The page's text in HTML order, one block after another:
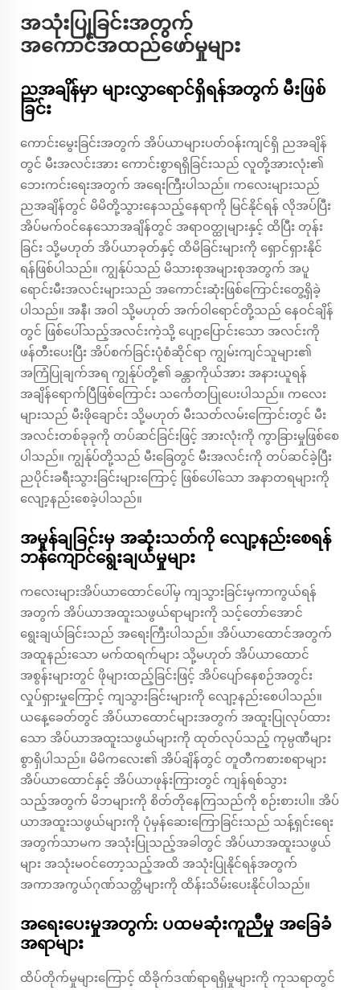
အသုံးပြုခြင်းအတွက်
အကောင်အထည်ဖော်မှုများ
ညအချိန်မှာ များလွှာရောင်ရှိရန်အတွက် မီးဖြစ်
ခြင်း
ကောင်းမွေးခြင်းအတွက် အိပ်ယာများပတ်ဝန်းကျင်ရှိ ညအချိန်
တွင် မီးအလင်းအား ကောင်းစွာရရှိခြင်းသည် လူတို့အားလုံး၏
ဘေးကင်းရေးအတွက် အရေးကြီးပါသည်။ ကလေးများသည်
ညအချိန်တွင် မိမိတို့သွားနေသည့်နေရာကို မြင်နိုင်ရန် လိုအပ်ပြီး
အိပ်မက်ဝင်နေသောအချိန်တွင် အရာဝတ္ထုများနှင့် ထိပြီး တုန်း
ခြင်း သို့မဟုတ် အိပ်ယာခုတ်နှင့် ထိမိခြင်းများကို ရှောင်ရှားနိုင်
ရန်ဖြစ်ပါသည်။ ကျွန်ုပ်သည် မိသားစုအများစုအတွက် အပူ
ရောင်းမီးအလင်းများသည် အကောင်းဆုံးဖြစ်ကြောင်းတွေ့ရှိခဲ့
ပါသည်။ အနီ၊ အဝါ သို့မဟုတ် အက်ဝါရောင်တို့သည် နေဝင်ချိန်
တွင် ဖြစ်ပေါ်သည့်အလင်းကဲ့သို့ ပျော့ပြောင်းသော အလင်းကို
ဖန်တီးပေးပြီး အိပ်စက်ခြင်းပုံစံဆိုင်ရာ ကျွမ်းကျင်သူများ၏
အကြံပြုချက်အရ ကျွန်ုပ်တို့၏ ခန္တာကိုယ်အား အနားယူရန်
အချိန်ရောက်ပြီဖြစ်ကြောင်း သင်္ကေတပြုပေးပါသည်။ ကလေး
များသည် မီးဖိုချောင်း သို့မဟုတ် မီးသတ်လမ်းကြောင်းတွင် မီး
အလင်းတစ်ခုခုကို တပ်ဆင်ခြင်းဖြင့် အားလုံးကို ကွာခြားမှုဖြစ်စေ
ပါသည်။ ကျွန်ုပ်တို့သည် မီးခြေတွင် မီးအလင်းကို တပ်ဆင်ခဲ့ပြီး
ညပိုင်းခရီးသွားခြင်းများကြောင့် ဖြစ်ပေါ်သော အနာတရများကို
လျော့နည်းစေခဲ့ပါသည်။
အမှုန်ချခြင်းမှ အဆုံးသတ်ကို လျော့နည်းစေရန်
ဘန်ကျောင်ရွေးချယ်မှုများ
ကလေးများအိပ်ယာထောင်ပေါ်မှ ကျသွားခြင်းမှကာကွယ်ရန်
အတွက် အိပ်ယာအထူးသဖွယ်ရာများကို သင့်တော်အောင်
ရွေးချယ်ခြင်းသည် အရေးကြီးပါသည်။ အိပ်ယာထောင်အတွက်
အထူနည်းသော မက်ထရက်များ သို့မဟုတ် အိပ်ယာထောင်
အစွန်းများတွင် ဖိုများထည့်ခြင်းဖြင့် အိပ်ပျော်နေစဉ်အတွင်း
လှုပ်ရှားမှုကြောင့် ကျသွားခြင်းများကို လျော့နည်းစေပါသည်။
ယနေ့ခေတ်တွင် အိပ်ယာထောင်များအတွက် အထူးပြုလုပ်ထား
သော အိပ်ယာအထူးသဖွယ်များကို ထုတ်လုပ်သည့် ကုမ္ပဏီများ
စွာရှိပါသည်။ မိမိကလေး၏ အိပ်ချိန်တွင် တူတီကစားစရာများ
အိပ်ယာထောင်နှင့် အိပ်ယာဖုန်းကြားတွင် ကျန်ရစ်သွား
သည့်အတွက် မိဘများကို စိတ်တိုနေကြသည်ကို စဉ်းစားပါ။ အိပ်
ယာအထူးသဖွယ်များကို ပုံမှန်ဆေးကြောခြင်းသည် သန့်ရှင်းရေး
အတွက်သာမက အသုံးပြုသည့်အခါတွင် အိပ်ယာအထူးသဖွယ်
များ အသုံးမဝင်တော့သည့်အထိ အသုံးပြုနိုင်ရန်အတွက်
အကာအကွယ်ဂုဏ်သတ္တိများကို ထိန်းသိမ်းပေးနိုင်ပါသည်။
အရေးပေးမှုအတွက်: ပထမဆုံးကူညီမှု အခြေခံ
အရာများ
ထိပ်တိုက်မှုများကြောင့် ထိခိုက်ဒဏ်ရာရရှိမှုများကို ကုသရာတွင်